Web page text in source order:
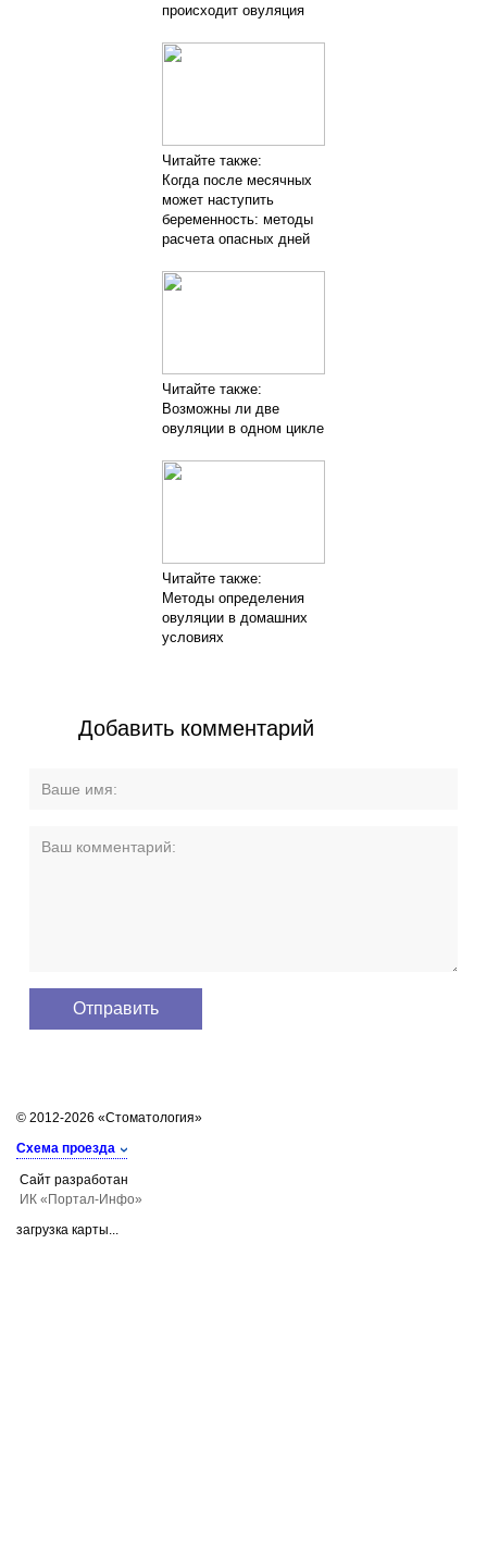
происходит овуляция
Читайте также:
Когда после месячных
может наступить
беременность: методы
расчета опасных дней
Читайте также:
Возможны ли две
овуляции в одном цикле
Читайте также:
Методы определения
овуляции в домашних
условиях
Добавить комментарий
© 2012-2026 «Стоматология»
Схема проезда
Сайт разработан
ИК «Портал-Инфо»
загрузка карты...